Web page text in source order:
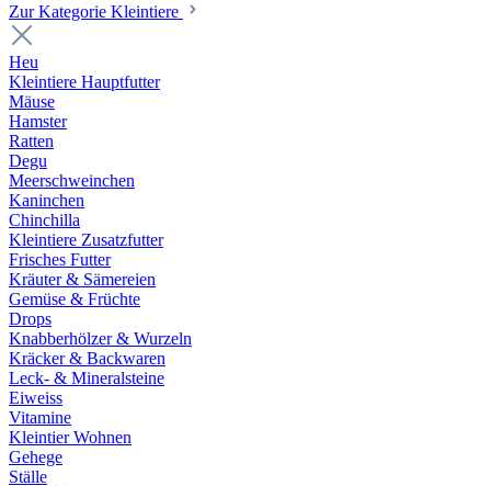
Zur Kategorie Kleintiere
Heu
Kleintiere Hauptfutter
Mäuse
Hamster
Ratten
Degu
Meerschweinchen
Kaninchen
Chinchilla
Kleintiere Zusatzfutter
Frisches Futter
Kräuter & Sämereien
Gemüse & Früchte
Drops
Knabberhölzer & Wurzeln
Kräcker & Backwaren
Leck- & Mineralsteine
Eiweiss
Vitamine
Kleintier Wohnen
Gehege
Ställe